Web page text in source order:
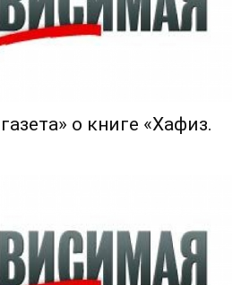
о книге «Хафиз.